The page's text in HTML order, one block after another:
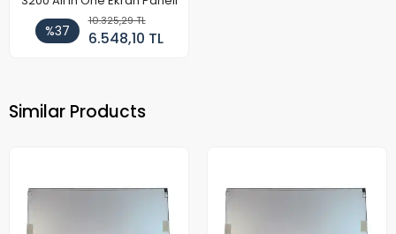
%37
10.325,29 TL
6.548,10 TL
Similar Products